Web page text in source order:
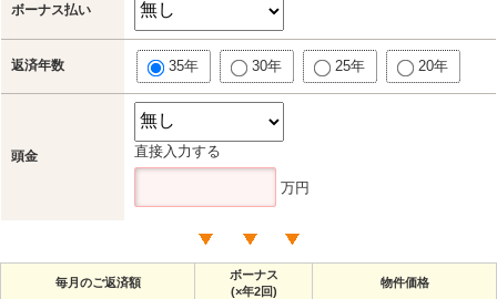
ボーナス払い
返済年数 35年 30年 25年 20年
頭金 直接入力する
万円
毎月のご返済額
ボーナス
(×年2回)
物件価格